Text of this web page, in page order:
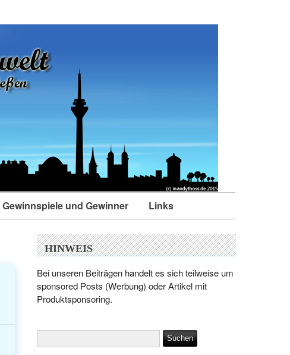
Gewinnspiele und Gewinner Links
HINWEIS
Bei unseren Beiträgen handelt es sich teilweise um
sponsored Posts (Werbung) oder Artikel mit
Produktsponsoring.